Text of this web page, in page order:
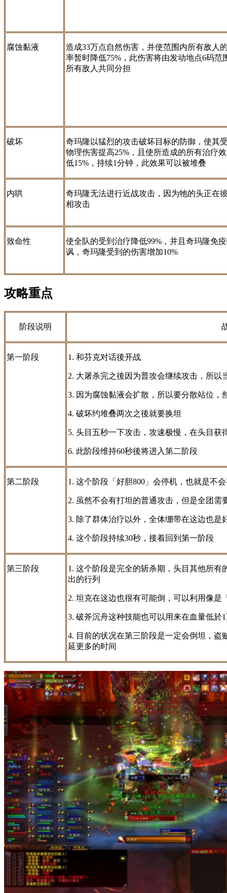
腐蚀黏液
造成33万点自然伤害，并使范围内所有敌人
率暂时降低75%，此伤害将由发动地点6码范
所有敌人共同分担
破坏
奇玛隆以猛烈的攻击破坏目标的防御，使其
物理伤害提高25%，且使所造成的所有治疗
低15%，持续1分钟，此效果可以被堆叠
内哄
奇玛隆无法进行近战攻击，因为牠的头正在
相攻击
致命性
使全队的受到治疗降低99%，并且奇玛隆免
讽，奇玛隆受到的伤害增加10%
攻略重点
阶段说明
第一阶段 1. 和芬克对话後开战
2. 大屠杀完之後因为普攻会继续攻击，所以
3. 因为腐蚀黏液会扩散，所以要分散站位，
4. 破坏约堆叠两次之後就要换坦
5. 头目五秒一下攻击，攻速极慢，在头目
6. 此阶段维持60秒後将进入第二阶段
第二阶段 1. 这个阶段「好胆800」会停机，也就是不
2. 虽然不会有打坦的普通攻击，但是全团需
3. 除了群体治疗以外，全体绷带在这边也是
4. 这个阶段持续30秒，接着回到第一阶段
第三阶段
1. 这个阶段是完全的斩杀期，头目其他所
出的行列
2. 坦克在这边也很有可能倒，可以利用像
3. 破斧沉舟这种技能也可以用来在血量低於
4. 目前的状况在第三阶段是一定会倒坦，
延更多的时间